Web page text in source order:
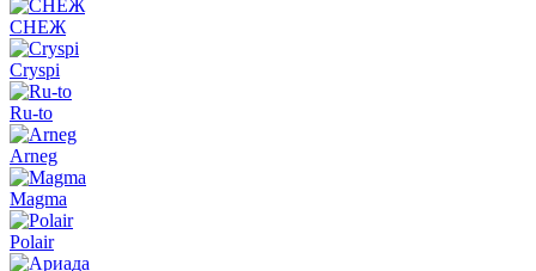
СНЕЖ
Cryspi
Ru-to
Arneg
Magma
Polair